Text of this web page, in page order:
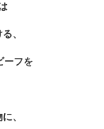
、
ーフを
、